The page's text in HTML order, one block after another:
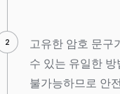
고유한 암호 문구
수 있는 유일한
불가능하므로 안